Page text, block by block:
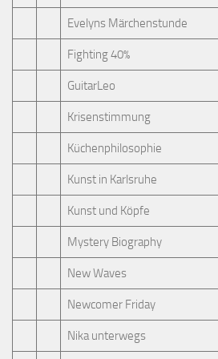
Evelyns Märchenstunde
Fighting 40%
GuitarLeo
Krisenstimmung
Küchenphilosophie
Kunst in Karlsruhe
Kunst und Köpfe
Mystery Biography
New Waves
Newcomer Friday
Nika unterwegs